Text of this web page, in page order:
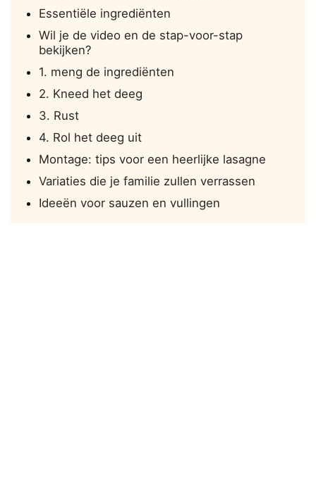
Essentiële ingrediënten
Wil je de video en de stap-voor-stap
bekijken?
1. meng de ingrediënten
2. Kneed het deeg
3. Rust
4. Rol het deeg uit
Montage: tips voor een heerlijke lasagne
Variaties die je familie zullen verrassen
Ideeën voor sauzen en vullingen